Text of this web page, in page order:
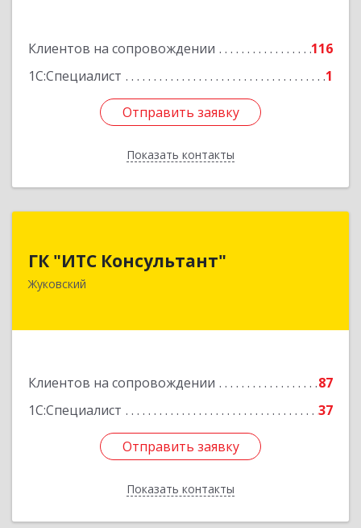
Клиентов на сопровождении
116
1С:Специалист
1
Отправить заявку
Показать контакты
Отправить заявку
Назад
ГК "ИТС Консультант"
Жуковский
Клиентов на сопровождении
87
1С:Специалист
37
Отправить заявку
Показать контакты
140181, Московская обл, Жуковский г,
Ломоносова ул, дом № 29А, этаж 2, пом.3
Подробнее
Отправить заявку
Назад